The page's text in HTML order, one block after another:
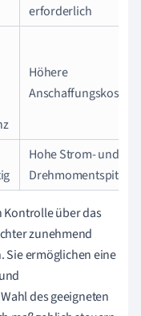
erforderlich
Höhere
Anschaffungskosten
Hohe Strom- und
Drehmomentspitzen
Kontrolle über das
zunehmend
Sie ermöglichen eine
des geeigneten